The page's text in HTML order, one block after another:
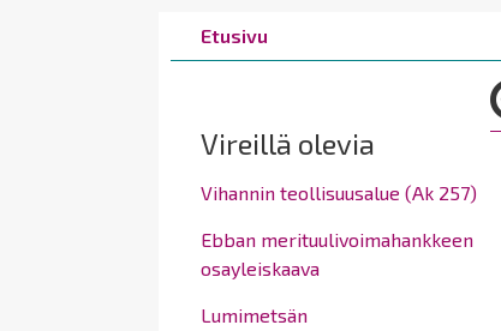
Breadcrumbs
You
are
Etusivu
Vireillä olevia
Vihannin teollisuusalue (Ak 257)
Ebban merituulivoimahankkeen
osayleiskaava
Lumimetsän